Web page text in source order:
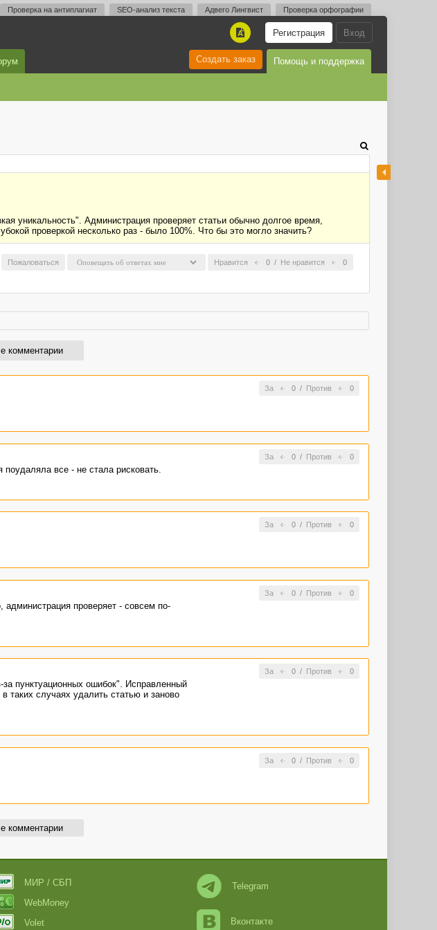
Проверка на антиплагиат SEO-анализ текста Адвего Лингвист Проверка орфографии
Вход
Регистрация
A
Помощь и поддержка
Создать заказ
уникальность". Администрация проверяет статьи обычно долгое время,
проверкой несколько раз - было 100%. Что бы это могло значить?
Нравится 0 / Не нравится 0
Пожаловаться
комментарии
За 0/ Против 0
За 0/ Против 0
все - не стала рисковать.
За 0/ Против 0
За 0/ Против 0
проверяет - совсем по-
За 0/ Против 0
пунктуационных ошибок". Исправленный
таких случаях удалить статью и заново
За 0/ Против 0
комментарии
МИР / СБП
WebMoney
Volet
Telegram
Вконтакте